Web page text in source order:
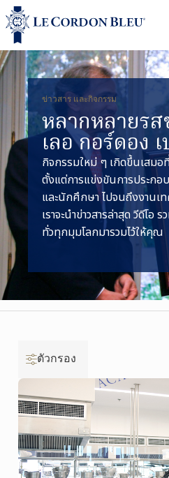
ข่าวสาร และกิจกรรม
หลากหลายร
เลอ กอร์ดอง
กิจกรรมใหม่ ๆ เกิดขึ้นเสมอ
ตั้งแต่การแข่งขันการประกอ
และนักศึกษา ไปจนถึงงานเ
เราจะนำข่าวสารล่าสุด วีดีโอ
ทั่วทุกมุมโลกมารวมไว้ให้คุณ
ตัวกรอง